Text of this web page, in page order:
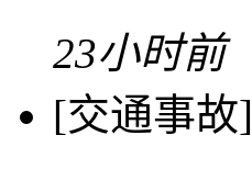
23小时前
[交通事故]